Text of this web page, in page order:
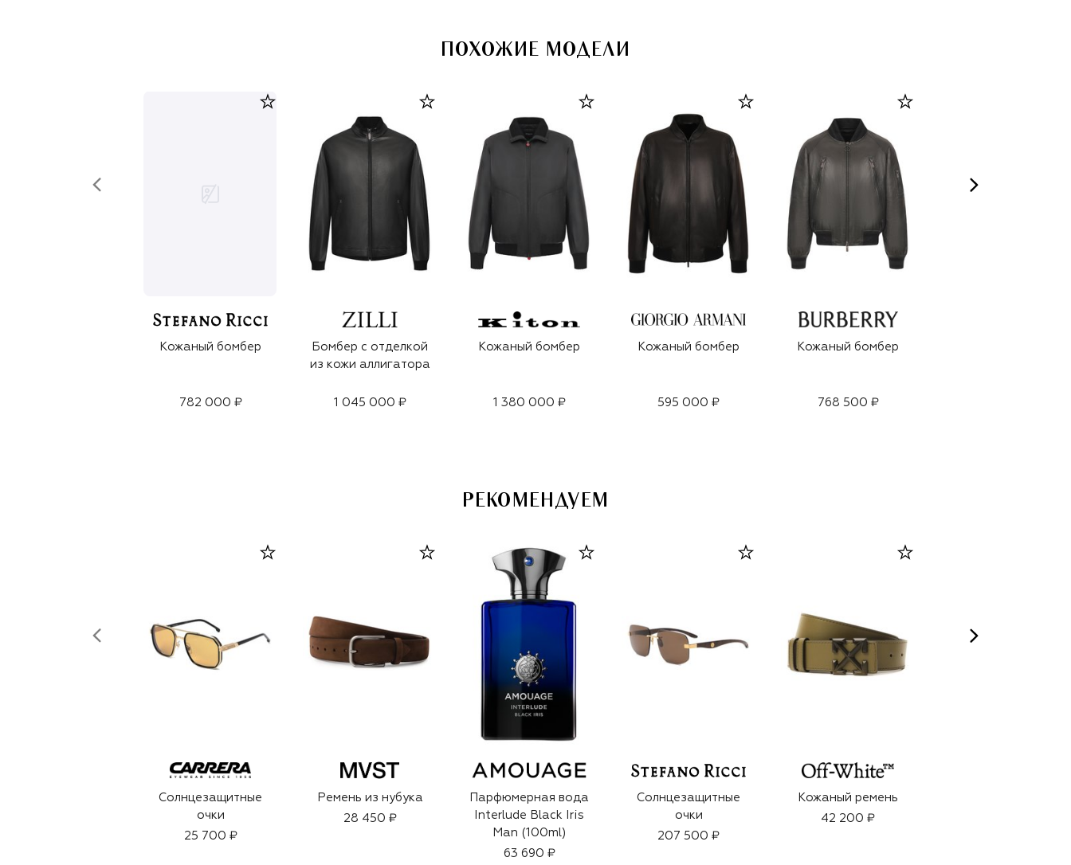
ПОХОЖИЕ МОДЕЛИ
Кожаный бомбер
782 000 ₽
Бомбер с отделкой
из кожи аллигатора
1 045 000 ₽
Кожаный бомбер
1 380 000 ₽
Кожаный бомбер
595 000 ₽
Кожаный бомбер
768 500 ₽
РЕКОМЕНДУЕМ
Солнцезащитные
очки
25 700 ₽
Ремень из нубука
28 450 ₽
Парфюмерная вода
Interlude Black Iris
Man (100ml)
63 690 ₽
Солнцезащитные
очки
207 500 ₽
Кожаный ремень
42 200 ₽